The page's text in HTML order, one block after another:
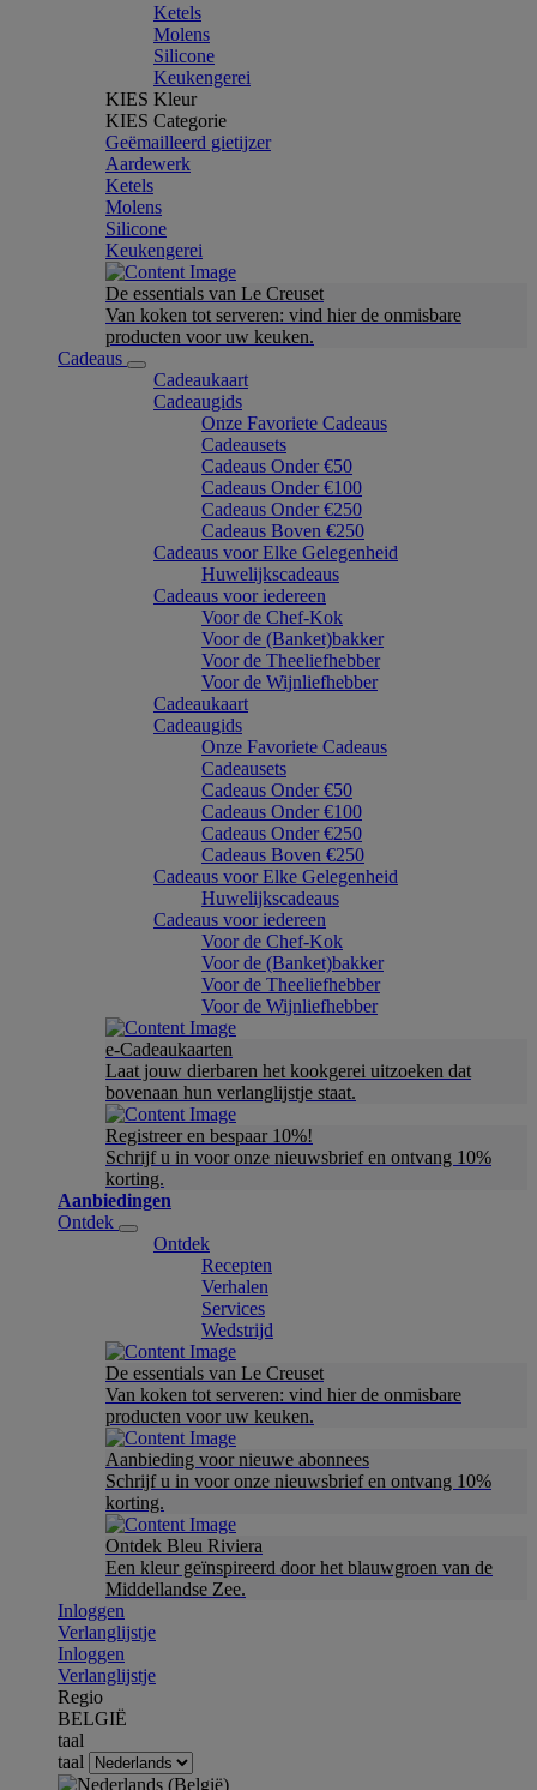
Ketels
Molens
Silicone
Keukengerei
KIES Kleur
KIES Categorie
Geëmailleerd gietijzer
Aardewerk
Ketels
Molens
Silicone
Keukengerei
De essentials van Le Creuset
Van koken tot serveren: vind hier de onmisbare
producten voor uw keuken.
Cadeaus
Cadeaukaart
Cadeaugids
Onze Favoriete Cadeaus
Cadeausets
Cadeaus Onder €50
Cadeaus Onder €100
Cadeaus Onder €250
Cadeaus Boven €250
Cadeaus voor Elke Gelegenheid
Huwelijkscadeaus
Cadeaus voor iedereen
Voor de Chef-Kok
Voor de (Banket)bakker
Voor de Theeliefhebber
Voor de Wijnliefhebber
Cadeaukaart
Cadeaugids
Onze Favoriete Cadeaus
Cadeausets
Cadeaus Onder €50
Cadeaus Onder €100
Cadeaus Onder €250
Cadeaus Boven €250
Cadeaus voor Elke Gelegenheid
Huwelijkscadeaus
Cadeaus voor iedereen
Voor de Chef-Kok
Voor de (Banket)bakker
Voor de Theeliefhebber
Voor de Wijnliefhebber
e-Cadeaukaarten
Laat jouw dierbaren het kookgerei uitzoeken dat
bovenaan hun verlanglijstje staat.
Registreer en bespaar 10%!
Schrijf u in voor onze nieuwsbrief en ontvang 10%
korting.
Aanbiedingen
Ontdek
Ontdek
Recepten
Verhalen
Services
Wedstrijd
De essentials van Le Creuset
Van koken tot serveren: vind hier de onmisbare
producten voor uw keuken.
Aanbieding voor nieuwe abonnees
Schrijf u in voor onze nieuwsbrief en ontvang 10%
korting.
Ontdek Bleu Riviera
Een kleur geïnspireerd door het blauwgroen van de
Middellandse Zee.
Inloggen
Verlanglijstje
Inloggen
Verlanglijstje
Regio
BELGIË
taal
taal